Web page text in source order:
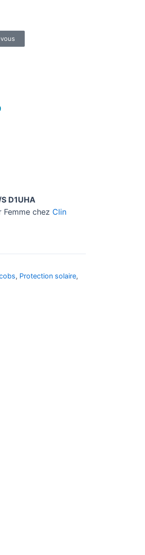
D1UHA
chez Clin
, Protection solaire,